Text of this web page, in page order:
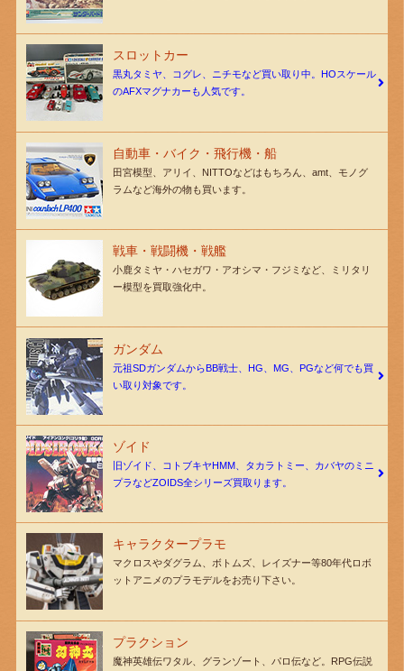
スロットカー
黒丸タミヤ、コグレ、ニチモなど買い取り中。HOスケール
のAFXマグナカーも人気です。
自動車・バイク・飛行機・船
田宮模型、アリイ、NITTOなどはもちろん、amt、モノグ
ラムなど海外の物も買います。
戦車・戦闘機・戦艦
小鹿タミヤ・ハセガワ・アオシマ・フジミなど、ミリタリ
ー模型を買取強化中。
ガンダム
元祖SDガンダムからBB戦士、HG、MG、PGなど何でも買
い取り対象です。
ゾイド
旧ゾイド、コトブキヤHMM、タカラトミー、カバヤのミニ
プラなどZOIDS全シリーズ買取ります。
キャラクタープラモ
マクロスやダグラム、ボトムズ、レイズナー等80年代ロボ
ットアニメのプラモデルをお売り下さい。
プラクション
魔神英雄伝ワタル、グランゾート、パロ伝など。RPG伝説